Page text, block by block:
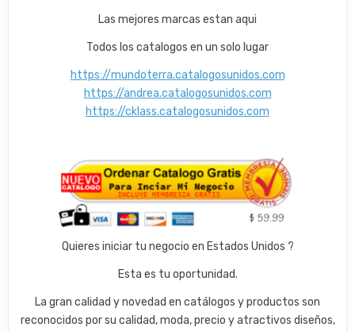
Las mejores marcas estan aqui
Todos los catalogos en un solo lugar
https://mundoterra.catalogosunidos.com
https://andrea.catalogosunidos.com
https://cklass.catalogosunidos.com
Quieres iniciar tu negocio en Estados Unidos ?
Esta es tu oportunidad.
La gran calidad y novedad en catálogos y productos son
reconocidos por su calidad, moda, precio y atractivos diseños,